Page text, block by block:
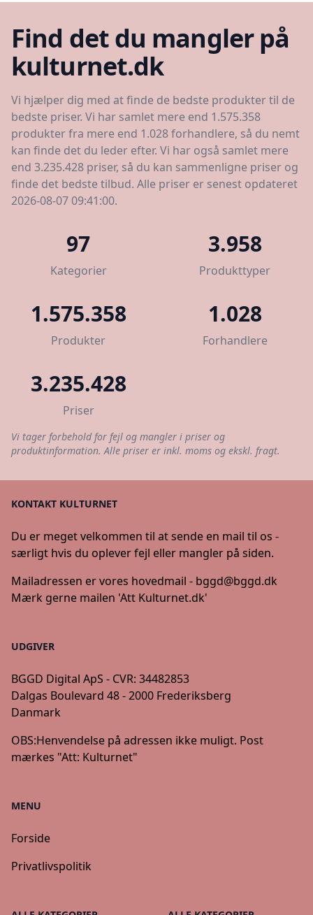
Find det du mangler på
kulturnet.dk
Vi hjælper dig med at finde de bedste produkter til de
bedste priser. Vi har samlet mere end 1.575.358
produkter fra mere end 1.028 forhandlere, så du nemt
kan finde det du leder efter. Vi har også samlet mere
end 3.235.428 priser, så du kan sammenligne priser og
finde det bedste tilbud. Alle priser er senest opdateret
2026-08-07 09:41:00.
97
Kategorier
3.958
Produkttyper
1.575.358
Produkter
1.028
Forhandlere
3.235.428
Priser
Vi tager forbehold for fejl og mangler i priser og
produktinformation. Alle priser er inkl. moms og ekskl. fragt.
KONTAKT KULTURNET
Du er meget velkommen til at sende en mail til os -
særligt hvis du oplever fejl eller mangler på siden.
Mailadressen er vores hovedmail - bggd@bggd.dk
Mærk gerne mailen 'Att Kulturnet.dk'
UDGIVER
BGGD Digital ApS - CVR: 34482853
Dalgas Boulevard 48 - 2000 Frederiksberg
Danmark
OBS:Henvendelse på adressen ikke muligt. Post
mærkes "Att: Kulturnet"
MENU
Forside
Privatlivspolitik